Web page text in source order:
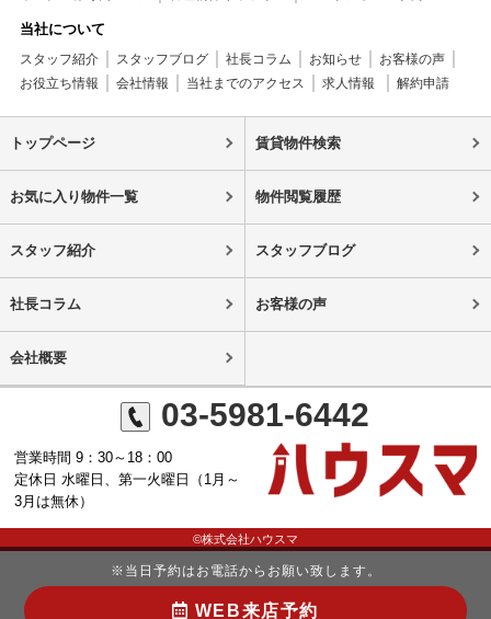
当社について
スタッフ紹介 スタッフブログ 社長コラム お知らせ
お客様の声
お役立ち情報
会社情報 当社までのアクセス 求人情報 解約申請
トップページ 賃貸物件検索
お気に入り物件一覧 物件閲覧履歴
スタッフ紹介 スタッフブログ
社長コラム お客様の声
会社概要
03-5981-6442
営業時間 9：30～18：00
定休日 水曜日、第一火曜日（1月～
3月は無休）
©株式会社ハウスマ
※当日予約はお電話からお願い致します。
WEB来店予約